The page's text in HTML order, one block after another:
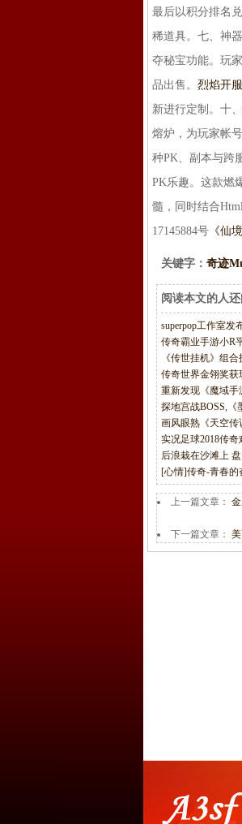
最后以积分排名
稀道具。七、神
夺秘宝功能。玩
品出售。 烈焰开
新进行定制。十
熔炉，为玩家帐
种PK、副本与跨
PK乐趣。这款燃
髓，同时结合
17145884号 《仙
关键字： 奇迹
阅读本文的人
superpop工作室发
传奇霸业手游小R
《传世挂机》组
传奇世界金翎奖获
重新发现《魔域手
探地宫战BOSS,《
画风眼熟《天空传
实况足球2018传
后浪栽在沙滩上
[心情]传奇-青春的
上一篇文章：
下一篇文章：